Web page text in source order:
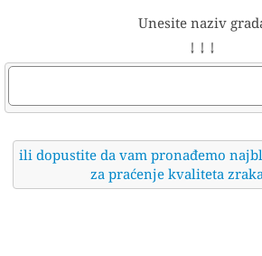
Unesite naziv
↓ ↓ ↓
ili dopustite da vam pronađemo
za praćenje kvaliteta zraka